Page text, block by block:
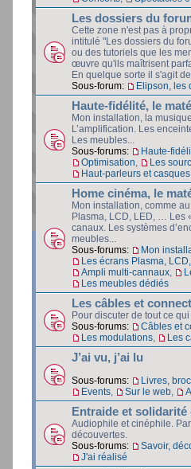
Les dossiers du
Cette zone n'est pas à
intitulé "Les dossiers du
ou des tutoriels que les
œuvre qu'ils maîtrisent
En quelque sorte il s'agit
Sous-forum:
Elipson, les
Haute-fidélité, le
Mon installation, la
L’amplification. Les
Les meubles...
Sous-forums:
Haute-
Optimisation
Les
Haut-parleurs et casques
Home cinéma, le
Mon installation, comme
Plasma, LCD, LED, … Les
canaux. Les systèmes
meubles...
Sous-forums:
Mon
Les écrans Plasma,
Ampli multi-cannaux
Les meubles dédiés
Les câbles et
Pour discuter de tout ce
Sous-forums:
Câbles et
Les modulations
Les
J’ai vu, j’ai lu
Sous-forums: Livres,
Events
Sur le web
Entraide et solidarité
Audiophile et cinéphile.
découvertes.
Sous-forums:
Savoir,
J'ai réalisé